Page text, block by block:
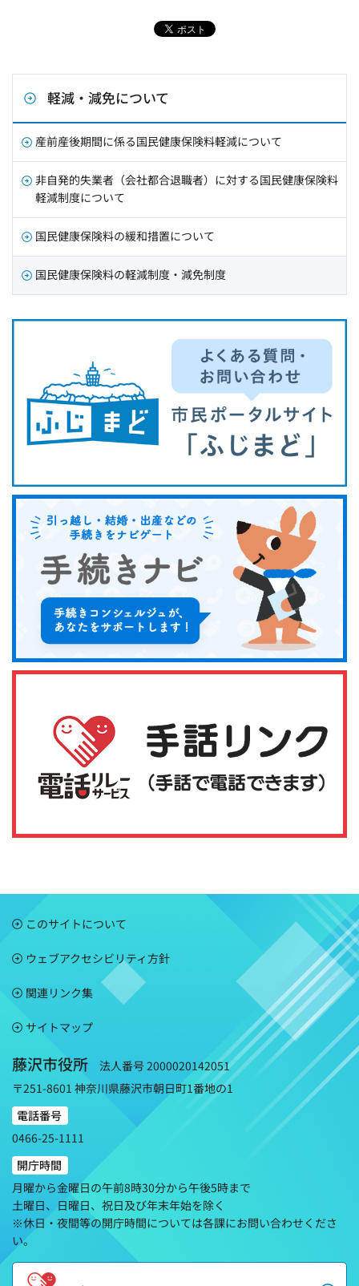
軽減・減免について
産前産後期間に係る国民健康保険料軽減について
非自発的失業者（会社都合退職者）に対する国民健康保険料
軽減制度について
国民健康保険料の緩和措置について
国民健康保険料の軽減制度・減免制度
このサイトについて
ウェブアクセシビリティ方針
関連リンク集
サイトマップ
藤沢市役所
法人番号 2000020142051
〒251-8601 神奈川県藤沢市朝日町1番地の1
電話番号
0466-25-1111
開庁時間
月曜から金曜日の午前8時30分から午後5時まで
土曜日、日曜日、祝日及び年末年始を除く
※休日・夜間等の開庁時間については各課にお問い合わせくださ
い。